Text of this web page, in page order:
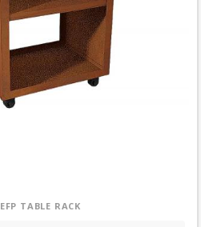
EFP TABLE RACK